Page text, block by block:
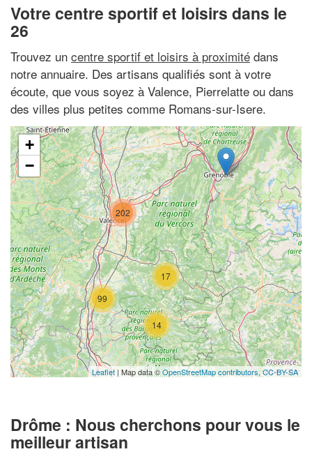
Votre centre sportif et loisirs dans le
26
Trouvez un centre sportif et loisirs à proximité dans
notre annuaire. Des artisans qualifiés sont à votre
écoute, que vous soyez à Valence, Pierrelatte ou dans
des villes plus petites comme Romans-sur-Isere.
14
17
99
202
+
−
Leaflet| Map data ©OpenStreetMap contributors,CC-BY-SA
Drôme : Nous cherchons pour vous le
meilleur artisan